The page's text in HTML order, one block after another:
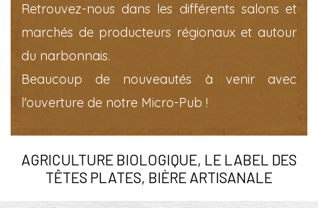
Retrouvez-nous dans les différents salons et
marchés de producteurs régionaux et autour
du narbonnais.
Beaucoup de nouveautés à venir avec
l'ouverture de notre Micro-Pub !
AGRICULTURE BIOLOGIQUE, LE LABEL DES
TÊTES PLATES, BIÈRE ARTISANALE